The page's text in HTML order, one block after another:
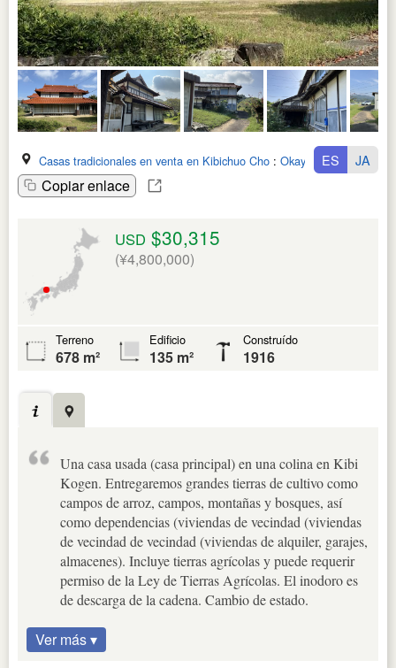
Casas tradicionales en venta en Kibichuo Cho : Okayama Ken
Copiar enlace
ES JA
USD $30,315
(¥4,800,000)
Terreno
678 m²
Edificio
135 m²
Construído
1916
Una casa usada (casa principal) en una colina en Kibi
Kogen. Entregaremos grandes tierras de cultivo como
campos de arroz, campos, montañas y bosques, así
como dependencias (viviendas de vecindad (viviendas
de vecindad de vecindad (viviendas de alquiler, garajes,
almacenes). Incluye tierras agrícolas y puede requerir
permiso de la Ley de Tierras Agrícolas. El inodoro es
de descarga de la cadena. Cambio de estado.
Ver más ▾